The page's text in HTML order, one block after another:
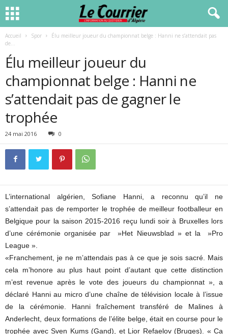
Accueil Spor
Élu meilleur joueur du championnat belge : Hanni ne s’attendait pas
de...
Élu meilleur joueur du
championnat belge : Hanni ne
s’attendait pas de gagner le
trophée
24 mai 2016 0
L’international algérien, Sofiane Hanni, a reconnu qu’il ne
s’attendait pas de remporter le trophée de meilleur footballeur en
Belgique pour la saison 2015-2016 reçu lundi soir à Bruxelles lors
d’une cérémonie organisée par »Het Nieuwsblad » et la »Pro
League ».
«Franchement, je ne m’attendais pas à ce que je sois sacré. Mais
cela m’honore au plus haut point d’autant que cette distinction
m’est revenue après le vote des joueurs du championnat », a
déclaré Hanni au micro d’une chaîne de télévision locale à l’issue
de la cérémonie. Hanni fraîchement transféré de Malines à
Anderlecht, deux formations de l’élite belge, était en course pour le
trophée avec Sven Kums (Gand), et Lior Refaelov (Bruges). « Ca